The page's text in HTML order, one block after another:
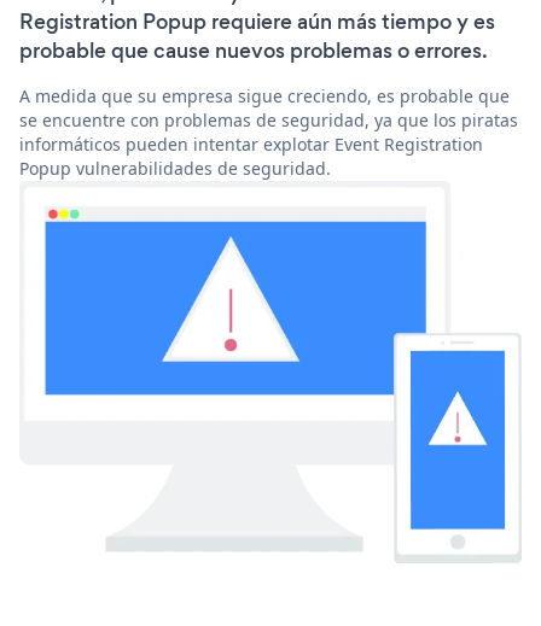
Registration Popup requiere aún más tiempo y es
probable que cause nuevos problemas o errores.
A medida que su empresa sigue creciendo, es probable que
se encuentre con problemas de seguridad, ya que los piratas
informáticos pueden intentar explotar Event Registration
Popup vulnerabilidades de seguridad.